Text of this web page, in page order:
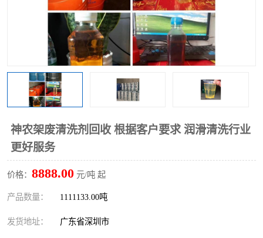
神农架废清洗剂回收 根据客户要求 润滑清洗行业
更好服务
价格： 8888.00 元/吨 起
产品数量： 1111133.00吨
发货地址： 广东省深圳市